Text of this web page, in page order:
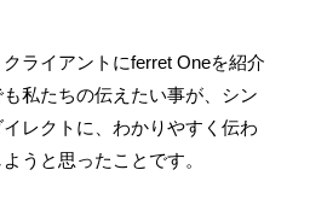
ライアントにferret Oneを紹介
私たちの伝えたい事が、シン
レクトに、わかりやすく伝わ
うと思ったことです。